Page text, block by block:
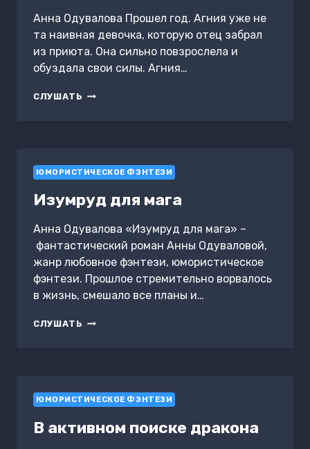
Анна Одувалова Прошел год. Агния уже не
та наивная девочка, которую отец забрал
из приюта. Она сильно повзрослела и
обуздала свои силы. Агния…
СЛУШАТЬ ЭЛИТА
ЮМОРИСТИЧЕСКОЕ ФЭНТЕЗИ
Изумруд для мага
Анна Одувалова «Изумруд для мага» –
фантастический роман Анны Одуваловой,
жанр любовное фэнтези, юмористическое
фэнтези. Прошлое стремительно ворвалось
в жизнь, смешало все планы и…
СЛУШАТЬ ИЗУМРУД
ЮМОРИСТИЧЕСКОЕ ФЭНТЕЗИ
В активном поиске дракона